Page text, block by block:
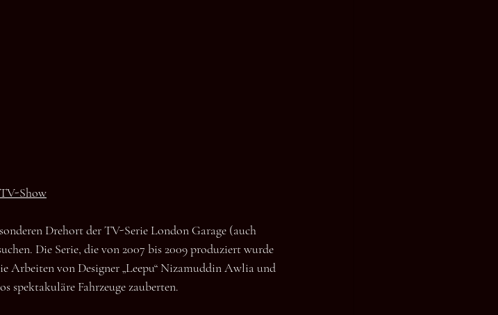
Show
Drehort der TV-Serie London Garage (auch
Die Serie, die von 2007 bis 2009 produziert wurde
Arbeiten von Designer „Leepu“ Nizamuddin Awlia und
spektakuläre Fahrzeuge zauberten.